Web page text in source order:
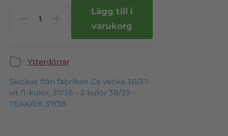
Lägg till i
varukorg
Ytterdörrar
Skickas från fabriken Ca vecka 36/37-
vit /1-kulör, 37/38 - 2 kulör 38/39 -
TEAK/EK 37/38